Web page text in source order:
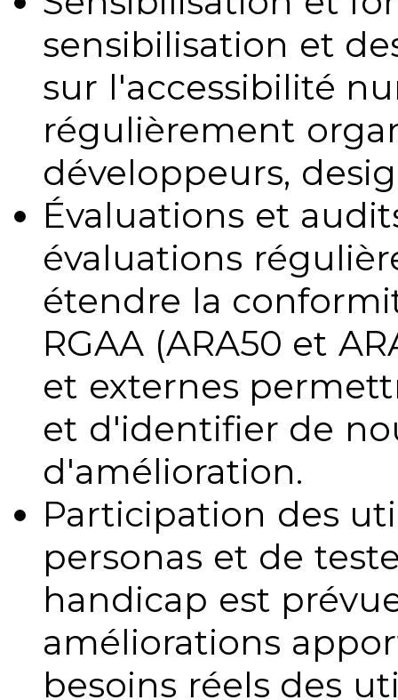
sensibilisation et
sur l'accessibilité
régulièrement
développeurs,
Évaluations et
évaluations
étendre la
RGAA (ARA50 et
et externes
et d'identifier de
d'amélioration.
Participation des
personas et de
handicap est
améliorations
besoins réels des